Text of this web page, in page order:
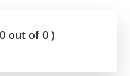
out of 0 )